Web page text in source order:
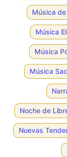
Música
Música
Música
Música
Noche de
Nuevas